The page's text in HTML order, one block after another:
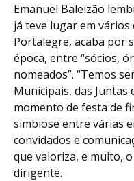
Emanuel Baleizão
já teve lugar em
Portalegre, acaba por
época, entre “sócios,
nomeados”. “Temos
Municipais, das Juntas
momento de festa de
simbiose entre várias
convidados e
que valoriza, e muito,
dirigente.